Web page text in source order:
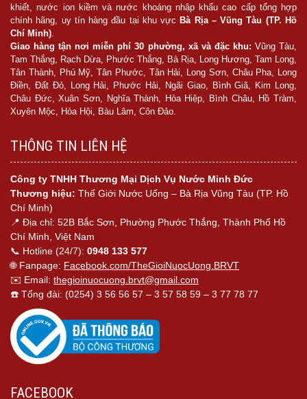
khiết, nước ion kiềm và nước khoáng nhập khẩu cao cấp tổng hợp
chính hãng, uy tín hàng đầu tại khu vựcBà Rịa – Vũng Tàu (TP. Hồ
Chí Minh)
Giao hàng tận nơi miễn phí 30 phường, xã và đặc khu: Vũng Tàu,
Tam Thắng, Rạch Dừa, Phước Thắng, Bà Rịa, Long Hương, Tam Long,
Tân Thành, Phú Mỹ, Tân Phước, Tân Hải, Long Sơn, Châu Pha, Long
Điền, Đất Đỏ, Long Hải, Phước Hải, Ngãi Giao, Bình Giã, Kim Long,
Châu Đức, Xuân Sơn, Nghĩa Thành, Hòa Hiệp, Bình Châu, Hồ Tràm,
Xuyên Mộc, Hòa Hội, Bàu Lâm, Côn Đảo.
THÔNG TIN LIÊN HỆ
Công ty TNHH Thương Mại Dịch Vụ Nước Minh Đức
Thương hiệu: Thế Giới Nước Uống – Bà Rịa Vũng Tàu (TP. Hồ
Chí Minh)
📍 Địa chỉ: 52B Bắc Sơn, Phường Phước Thắng, Thành Phố Hồ
Chí Minh, Việt Nam
📞 Hotline (24/7): 0948 133 577
🌐 Fanpage: Facebook.com/TheGioiNuocUong.BRVT
✉️ Email: thegioinuocuong.brvt@gmail.com
☎️ Tổng đài: (0254) 3 56 56 57 – 3 57 58 59 – 3 77 78 77
FACEBOOK